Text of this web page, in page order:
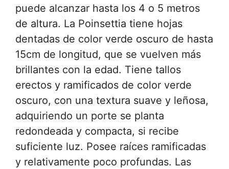
puede alcanzar hasta los 4 o 5 metros
de altura. La Poinsettia tiene hojas
dentadas de color verde oscuro de hasta
15cm de longitud, que se vuelven más
brillantes con la edad. Tiene tallos
erectos y ramificados de color verde
oscuro, con una textura suave y leñosa,
adquiriendo un porte se planta
redondeada y compacta, si recibe
suficiente luz. Posee raíces ramificadas
y relativamente poco profundas. Las